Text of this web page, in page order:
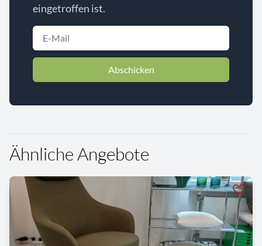
eingetroffen ist.
Abschicken
Ähnliche Angebote